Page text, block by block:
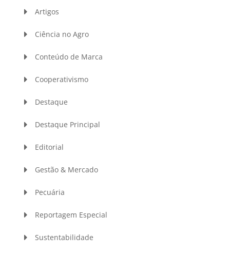
Artigos
Ciência no Agro
Conteúdo de Marca
Cooperativismo
Destaque
Destaque Principal
Editorial
Gestão & Mercado
Pecuária
Reportagem Especial
Sustentabilidade